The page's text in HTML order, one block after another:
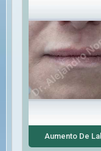
Aumento De